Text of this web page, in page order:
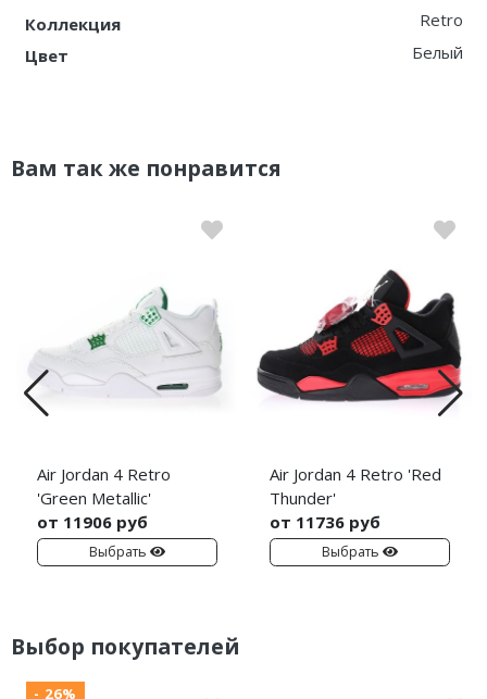
Коллекция
Retro
Цвет
Белый
Вам так же понравится
Air Jordan 4 Retro
'Green Metallic'
от 11906 руб
Выбрать
Air Jordan 4 Retro 'Red
Thunder'
от 11736 руб
Выбрать
Выбор покупателей
- 26%